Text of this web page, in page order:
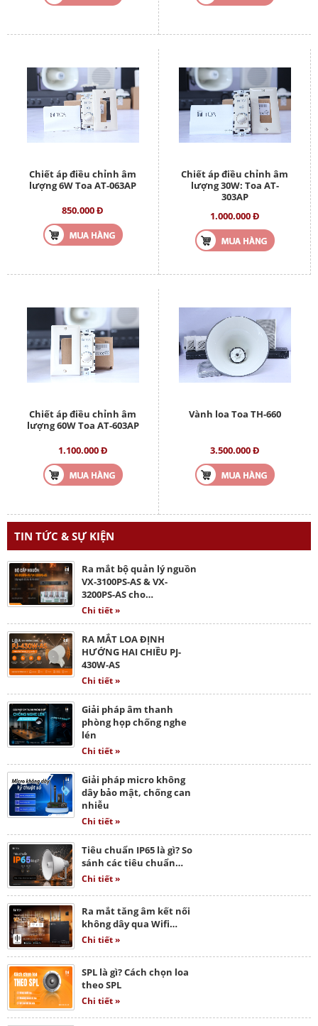
Chiết áp điều chỉnh âm
lượng 6W Toa AT-063AP
850.000 Đ
Chiết áp điều chỉnh âm
lượng 30W: Toa AT-
303AP
1.000.000 Đ
Chiết áp điều chỉnh âm
lượng 60W Toa AT-603AP
1.100.000 Đ
Vành loa Toa TH-660
3.500.000 Đ
TIN TỨC & SỰ KIỆN
Ra mắt bộ quản lý nguồn
VX-3100PS-AS & VX-
3200PS-AS cho…
Chi tiết »
RA MẮT LOA ĐỊNH
HƯỚNG HAI CHIỀU PJ-
430W-AS
Chi tiết »
Giải pháp âm thanh
phòng họp chống nghe
lén
Chi tiết »
Giải pháp micro không
dây bảo mật, chống can
nhiễu
Chi tiết »
Tiêu chuẩn IP65 là gì? So
sánh các tiêu chuẩn…
Chi tiết »
Ra mắt tăng âm kết nối
không dây qua Wifi…
Chi tiết »
SPL là gì? Cách chọn loa
theo SPL
Chi tiết »